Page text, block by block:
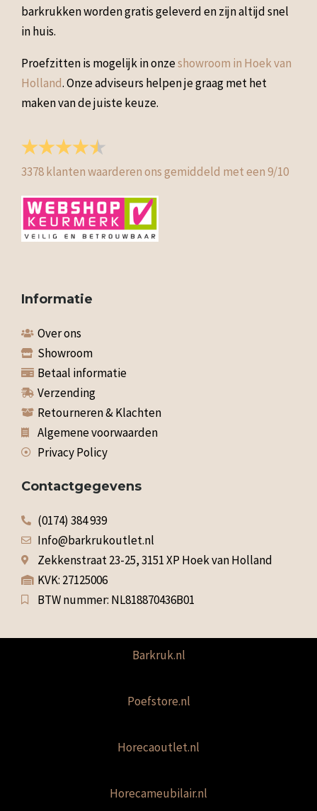
barkrukken worden gratis geleverd en zijn altijd snel
in huis.
Proefzitten is mogelijk in onzeshowroom in Hoek van
Holland. Onze adviseurs helpen je graag met het
maken van de juiste keuze.
3378klanten waarderen ons gemiddeld met een9/10
Informatie
Over ons
Showroom
Betaal informatie
Verzending
Retourneren & Klachten
Algemene voorwaarden
Privacy Policy
Contactgegevens
(0174) 384 939
Info@barkrukoutlet.nl
Zekkenstraat 23-25, 3151 XP Hoek van Holland
KVK: 27125006
BTW nummer: NL818870436B01
Barkruk.nl
Poefstore.nl
Horecaoutlet.nl
Horecameubilair.nl